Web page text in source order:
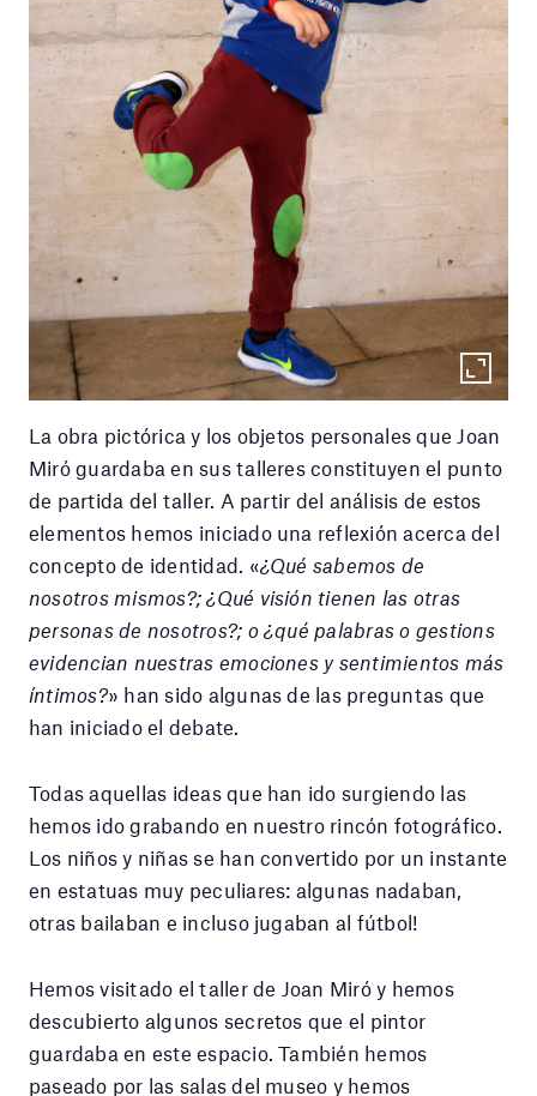
La obra pictórica y los objetos personales que Joan
Miró guardaba en sus talleres constituyen el punto
de partida del taller. A partir del análisis de estos
elementos hemos iniciado una reflexión acerca del
concepto de identidad. «¿Qué sabemos de
nosotros mismos?; ¿Qué visión tienen las otras
personas de nosotros?; o ¿qué palabras o gestions
evidencian nuestras emociones y sentimientos más
íntimos?» han sido algunas de las preguntas que
han iniciado el debate.
Todas aquellas ideas que han ido surgiendo las
hemos ido grabando en nuestro rincón fotográfico.
Los niños y niñas se han convertido por un instante
en estatuas muy peculiares: algunas nadaban,
otras bailaban e incluso jugaban al fútbol!
Hemos visitado el taller de Joan Miró y hemos
descubierto algunos secretos que el pintor
guardaba en este espacio. También hemos
paseado por las salas del museo y hemos